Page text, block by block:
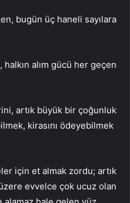
bugün üç haneli sayılara
alım gücü her geçen
artık büyük bir çoğunluk
kirasını ödeyebilmek
için et almak zordu; artık
evvelce çok ucuz olan